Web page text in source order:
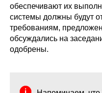
обеспечивают их
системы должны будут
требованиям,
обсуждались на
одобрены.